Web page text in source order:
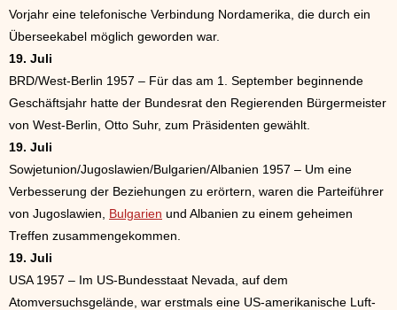
Vorjahr eine telefonische Verbindung Nordamerika, die durch ein
Überseekabel möglich geworden war.
19. Juli
BRD/West-Berlin 1957 – Für das am 1. September beginnende
Geschäftsjahr hatte der Bundesrat den Regierenden Bürgermeister
von West-Berlin, Otto Suhr, zum Präsidenten gewählt.
19. Juli
Sowjetunion/Jugoslawien/Bulgarien/Albanien 1957 – Um eine
Verbesserung der Beziehungen zu erörtern, waren die Parteiführer
von Jugoslawien, Bulgarien und Albanien zu einem geheimen
Treffen zusammengekommen.
19. Juli
USA 1957 – Im US-Bundesstaat Nevada, auf dem
Atomversuchsgelände, war erstmals eine US-amerikanische Luft-